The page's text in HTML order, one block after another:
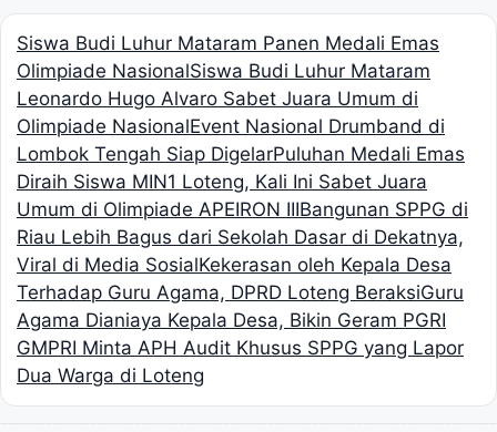
Siswa Budi Luhur Mataram Panen Medali Emas
Olimpiade NasionalSiswa Budi Luhur Mataram
Leonardo Hugo Alvaro Sabet Juara Umum di
Olimpiade NasionalEvent Nasional Drumband di
Lombok Tengah Siap DigelarPuluhan Medali Emas
Diraih Siswa MIN1 Loteng, Kali Ini Sabet Juara
Umum di Olimpiade APEIRON IIIBangunan SPPG di
Riau Lebih Bagus dari Sekolah Dasar di Dekatnya,
Viral di Media SosialKekerasan oleh Kepala Desa
Terhadap Guru Agama, DPRD Loteng BeraksiGuru
Agama Dianiaya Kepala Desa, Bikin Geram PGRI
GMPRI Minta APH Audit Khusus SPPG yang Lapor
Dua Warga di Loteng